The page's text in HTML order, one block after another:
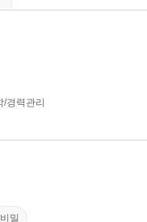
/경력관리
밀